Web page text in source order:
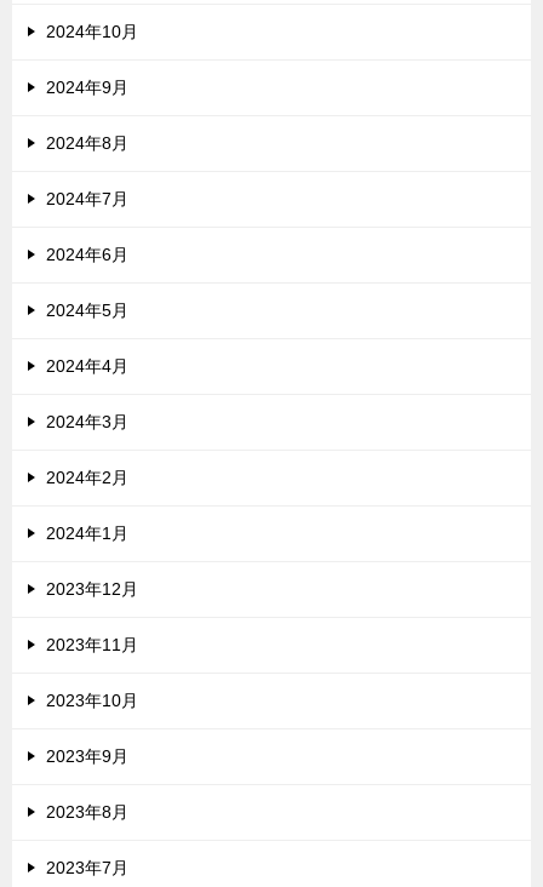
2024年10月
2024年9月
2024年8月
2024年7月
2024年6月
2024年5月
2024年4月
2024年3月
2024年2月
2024年1月
2023年12月
2023年11月
2023年10月
2023年9月
2023年8月
2023年7月